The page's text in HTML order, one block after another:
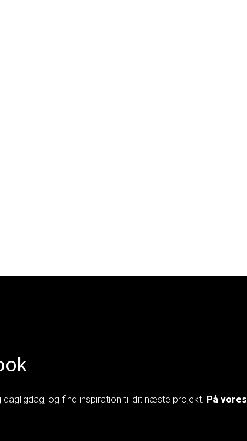
og find inspiration til dit næste projekt. På vores